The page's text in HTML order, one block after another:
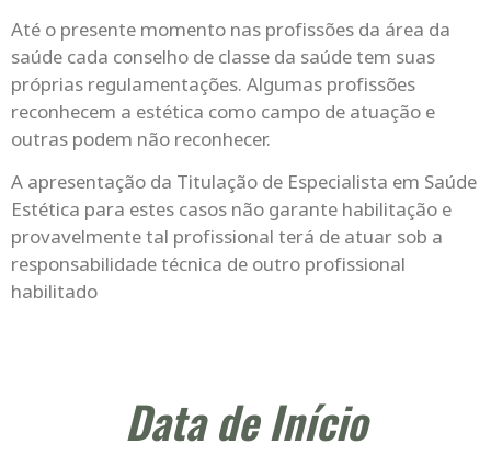
Até o presente momento nas profissões da área da
saúde cada conselho de classe da saúde tem suas
próprias regulamentações. Algumas profissões
reconhecem a estética como campo de atuação e
outras podem não reconhecer.
A apresentação da Titulação de Especialista em Saúde
Estética para estes casos não garante habilitação e
provavelmente tal profissional terá de atuar sob a
responsabilidade técnica de outro profissional
habilitado
Data de Início